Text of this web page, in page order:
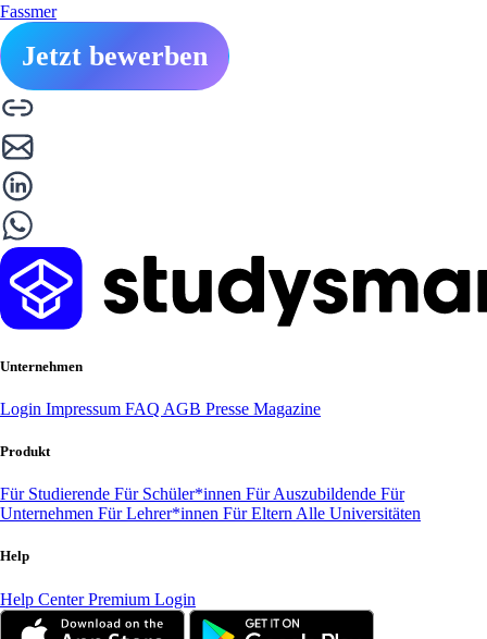
Fassmer
Jetzt bewerben
Unternehmen
Login Impressum FAQ AGB Presse Magazine
Produkt
Für Studierende Für Schüler*innen Für Auszubildende Für
Unternehmen Für Lehrer*innen Für Eltern Alle Universitäten
Help
Help CenterPremium Login